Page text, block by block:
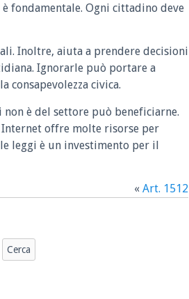
fondamentale. Ogni cittadino deve
Inoltre, aiuta a prendere decisioni
Ignorarle può portare a
civica.
è del settore può beneficiarne.
Internet offre molte risorse per
leggi è un investimento per il
« Art. 1512